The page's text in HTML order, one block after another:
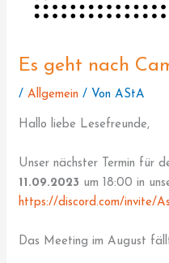
Es geht nach
/Allgemein / VonAStA
Hallo liebe Lesefreunde,
Unser nächster Termin für
11.09.2023 um 18:00 in
https://discord.com/invite/
Das Meeting im August